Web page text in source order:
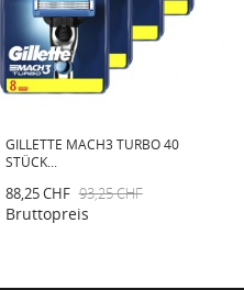
GILLETTE PROGLIDE 40 STÜCK
RASIERKLINGEN
133,25 CHFBruttopreis